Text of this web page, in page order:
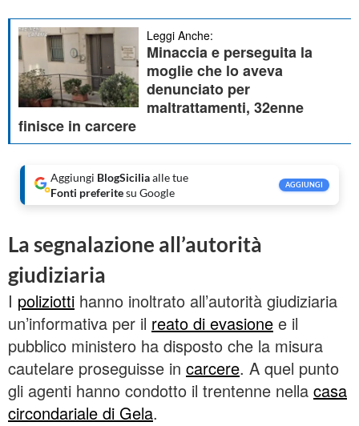
Leggi Anche:
Minaccia e perseguita la
moglie che lo aveva
denunciato per
maltrattamenti, 32enne
finisce in carcere
Aggiungi BlogSiciliaalle tue
Fonti preferitesu Google
AGGIUNGI
La segnalazione all’autorità
giudiziaria
I poliziotti hanno inoltrato all’autorità giudiziaria
un’informativa per il reato di evasione e il
pubblico ministero ha disposto che la misura
cautelare proseguisse in carcere. A quel punto
gli agenti hanno condotto il trentenne nella casa
circondariale di Gela.